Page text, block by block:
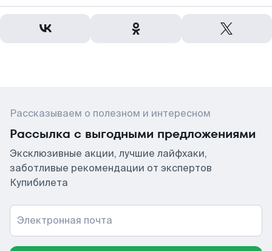
Рассказываем о полезном и интересном
Рассылка с выгодными предложениями
Эксклюзивные акции, лучшие лайфхаки,
заботливые рекомендации от экспертов
Купибилета
Электронная почта